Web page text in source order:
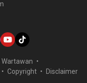
Wartawan
Copyright Disclaimer